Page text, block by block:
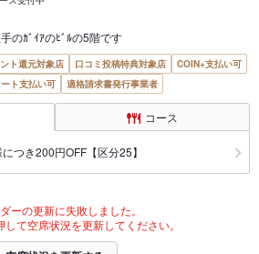
のｶﾞｲｱのﾋﾞﾙの5階です
ト還元対象店 口コミ投稿特典対象店
COIN+支払い可
ト支払い可 適格請求書発行事業者
コース
つき200円OFF【区分25】
ーの更新に失敗しました。
て空席状況を更新してください。